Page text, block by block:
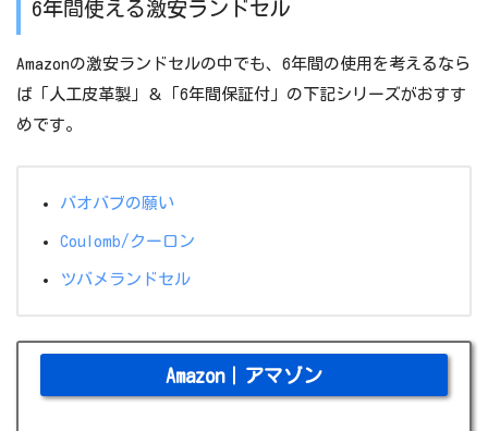
6年間使える激安ランドセル
Amazonの激安ランドセルの中でも、6年間の使用を考えるなら
ば「人工皮革製」＆「6年間保証付」の下記シリーズがおすす
めです。
バオバブの願い
Coulomb/クーロン
ツバメランドセル
Amazon｜アマゾン